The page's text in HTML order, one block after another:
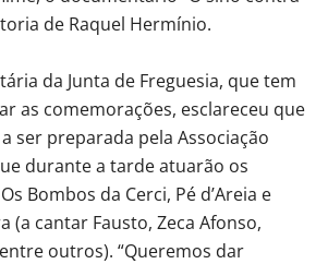
de Raquel Hermínio.
da Junta de Freguesia, que tem
as comemorações, esclareceu que
ser preparada pela Associação
durante a tarde atuarão os
Bombos da Cerci, Pé d’Areia e
(a cantar Fausto, Zeca Afonso,
outros). “Queremos dar